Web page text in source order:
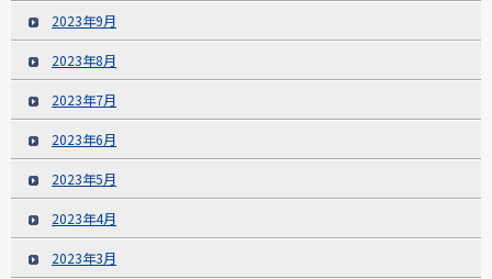
2023年9月
2023年8月
2023年7月
2023年6月
2023年5月
2023年4月
2023年3月